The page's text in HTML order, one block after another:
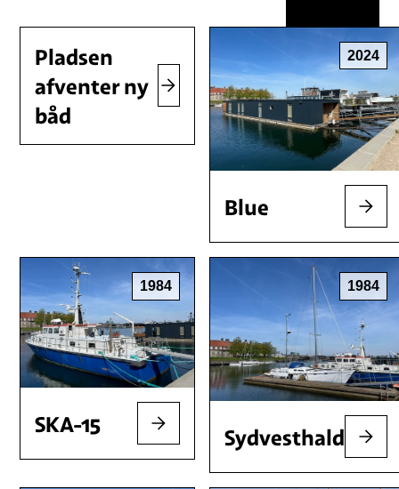
Pladsen
afventer ny
båd
2024
Blue
1984
SKA-15
1984
Sydvesthald